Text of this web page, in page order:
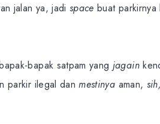
jalan ya, jadi spacebuat parkirnya
bapak satpam yang jagain
parkir ilegal danmestinya aman,